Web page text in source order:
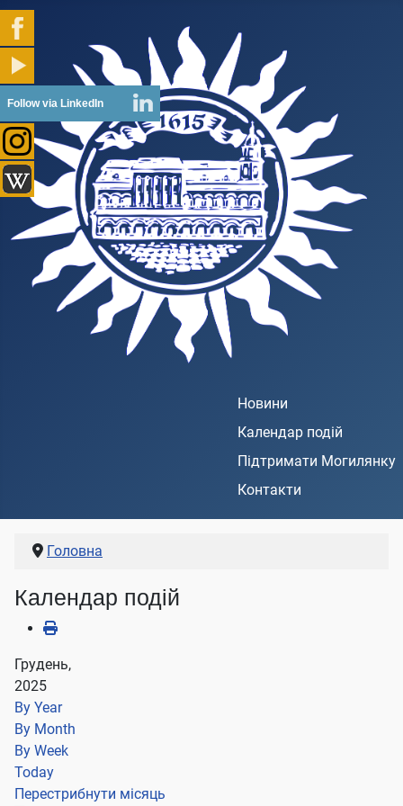
Follow via LinkedIn
Новини
Календар подій
Підтримати Могилянку
Контакти
Головна
Календар подій
Грудень,
2025
By Year
By Month
By Week
Today
Перестрибнути місяць